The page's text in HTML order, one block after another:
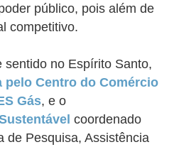
público, pois além de
competitivo.
sentido no Espírito Santo,
pelo Centro do Comércio
Gás, e o
coordenado
de Pesquisa, Assistência